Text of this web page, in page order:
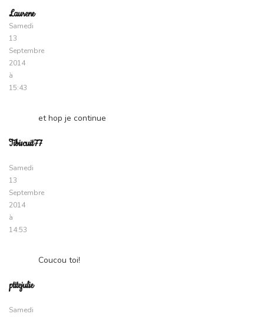
Laurene
Samedi
13
Septembre
2014
à
15:43
Tibiscuit77
Samedi
13
Septembre
2014
à
14:53
et hop je continue
ptitejulie
Samedi
Coucou toi!